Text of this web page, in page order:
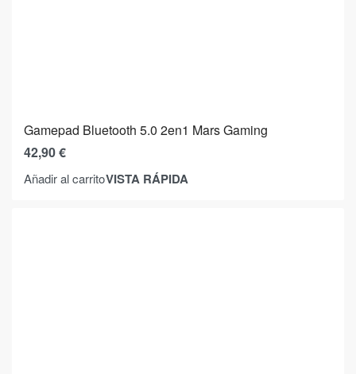
Gamepad Bluetooth 5.0 2en1 Mars Gaming
42,90€
Añadir al carritoVISTA RÁPIDA